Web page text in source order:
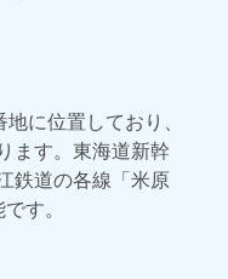
に位置しており、
ます。東海道新幹
鉄道の各線「米原
す。